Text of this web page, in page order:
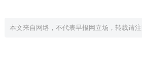
本文来自网络，不代表早报网立场，转载请注